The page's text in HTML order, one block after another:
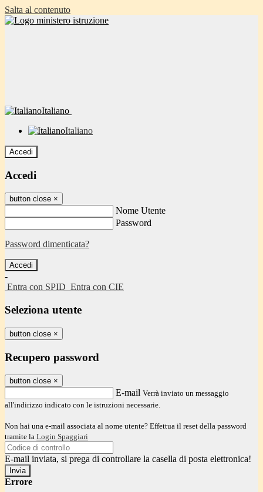
Salta al contenuto
Italiano
Italiano
Accedi
Accedi
button close ×
Nome Utente
Password
Password dimenticata?
-
Entra con SPID Entra con CIE
Seleziona utente
button close ×
Recupero password
button close ×
E-mail Verrà inviato un messaggio
all'indirizzo indicato con le istruzioni necessarie.
Non hai una e-mail associata al nome utente? Effettua il reset della password
tramite la Login Spaggiari
E-mail inviata, si prega di controllare la casella di posta elettronica!
Errore